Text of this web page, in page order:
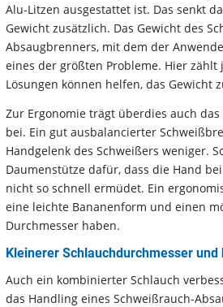
Alu-Litzen ausgestattet ist. Das senkt
Gewicht zusätzlich. Das Gewicht des
Absaugbrenners, mit dem der
eines der größten Probleme. Hier zählt
Lösungen können helfen, das Gewicht
Zur Ergonomie trägt überdies auch
bei. Ein gut ausbalancierter
Handgelenk des Schweißers weniger.
Daumenstütze dafür, dass die Hand
nicht so schnell ermüdet. Ein
eine leichte Bananenform und einen
Durchmesser haben.
Kleinerer Schlauchdurchmesser
Auch ein kombinierter Schlauch
das Handling eines Schweißrauch-